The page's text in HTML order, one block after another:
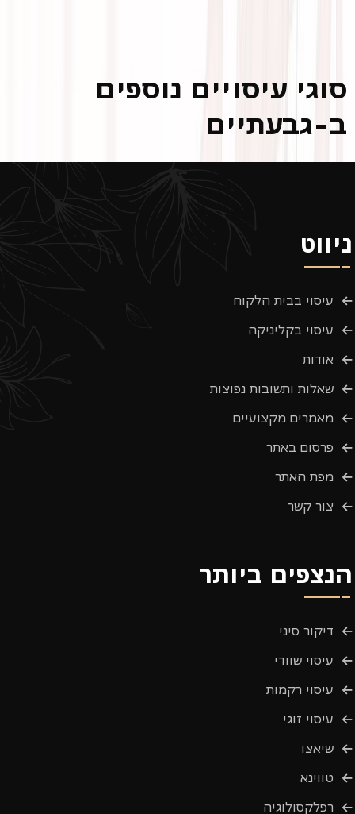
סוגי עיסויים נוספים
ב-גבעתיים
ניווט
עיסוי בבית הלקוח
עיסוי בקליניקה
אודות
שאלות ותשובות נפוצות
מאמרים מקצועיים
פרסום באתר
מפת האתר
צור קשר
הנצפים ביותר
דיקור סיני
עיסוי שוודי
עיסוי רקמות
עיסוי זוגי
שיאצו
טווינא
רפלקסולוגיה